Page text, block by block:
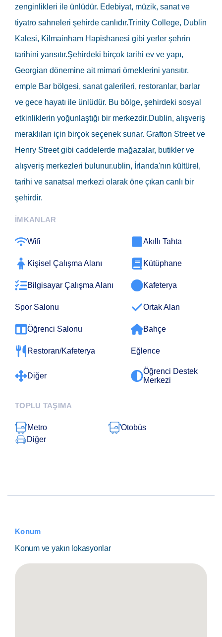
zenginlikleri ile ünlüdür. Edebiyat, müzik, sanat ve
tiyatro sahneleri şehirde canlıdır.Trinity College, Dublin
Kalesi, Kilmainham Hapishanesi gibi yerler şehrin
tarihini yansıtır.Şehirdeki birçok tarihi ev ve yapı,
Georgian dönemine ait mimari örneklerini yansıtır.
emple Bar bölgesi, sanat galerileri, restoranlar, barlar
ve gece hayatı ile ünlüdür. Bu bölge, şehirdeki sosyal
etkinliklerin yoğunlaştığı bir merkezdir.Dublin, alışveriş
meraklıları için birçok seçenek sunar. Grafton Street ve
Henry Street gibi caddelerde mağazalar, butikler ve
alışveriş merkezleri bulunur.ublin, İrlanda'nın kültürel,
tarihi ve sanatsal merkezi olarak öne çıkan canlı bir
şehirdir.
İMKANLAR
Wifi Akıllı Tahta
Kişisel Çalışma Alanı Kütüphane
Bilgisayar Çalışma Alanı Kafeterya
Spor Salonu Ortak Alan
Öğrenci Salonu Bahçe
Restoran/Kafeterya Eğlence
Diğer
Öğrenci Destek
Merkezi
TOPLU TAŞIMA
Metro
Otobüs
Diğer
Konum
Konum ve yakın lokasyonlar